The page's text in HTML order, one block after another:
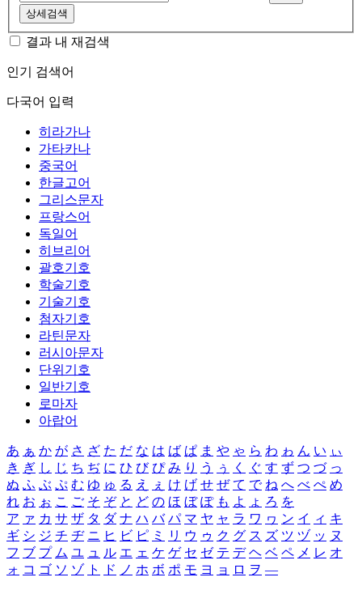
상세검색
결과 내 재검색
인기 검색어
다국어 입력
히라가나
가타카나
중국어
한글고어
그리스문자
프랑스어
독일어
히브리어
괄호기호
학술기호
기술기호
첨자기호
라틴문자
러시아문자
단위기호
일반기호
로마자
아랍어
あ ぁ か が さ ざ た だ な は ば ぱ ま や ゃ ら わ ゎ ん い ぃ
き ぎ し じ ち ぢ に ひ び ぴ み り う ぅ く ぐ す ず つ づ っ
ぬ ふ ぶ ぷ む ゆ ゅ る え ぇ け げ せ ぜ て で ね へ べ ぺ め
れ お ぉ こ ご そ ぞ と ど の ほ ぼ ぽ も よ ょ ろ を
ア ァ カ サ ザ タ ダ ナ ハ バ パ マ ヤ ャ ラ ワ ヮ ン イ ィ キ
ギ シ ジ チ ヂ ニ ヒ ビ ピ ミ リ ウ ゥ ク グ ス ズ ツ ヅ ッ ヌ
フ ブ プ ム ユ ュ ル エ ェ ケ ゲ セ ゼ テ デ ヘ ベ ペ メ レ オ
ォ コ ゴ ソ ゾ ト ド ノ ホ ボ ポ モ ヨ ョ ロ ヲ ―